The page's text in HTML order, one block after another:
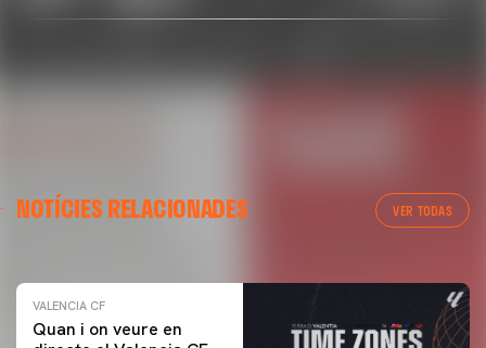
NOTÍCIES RELACIONADES VER TODAS
ENTRENAMENT DEL VALENCIA CF 04/03/26
VALENCIA CF
Quan i on veure en